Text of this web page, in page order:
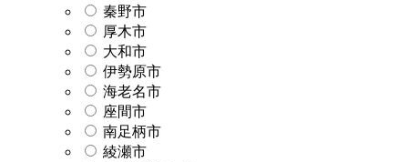
秦野市
厚木市
大和市
伊勢原市
海老名市
座間市
南足柄市
綾瀬市